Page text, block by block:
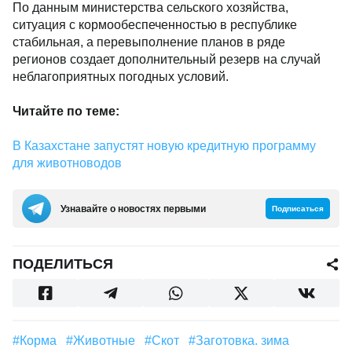
По данным министерства сельского хозяйства,
ситуация с кормообеспеченностью в республике
стабильная, а перевыполнение планов в ряде
регионов создает дополнительный резерв на случай
неблагоприятных погодных условий.
Читайте по теме:
В Казахстане запустят новую кредитную программу
для животноводов
Узнавайте о новостях первыми Подписаться
ПОДЕЛИТЬСЯ
#корма #Животные #скот #заготовка. зима